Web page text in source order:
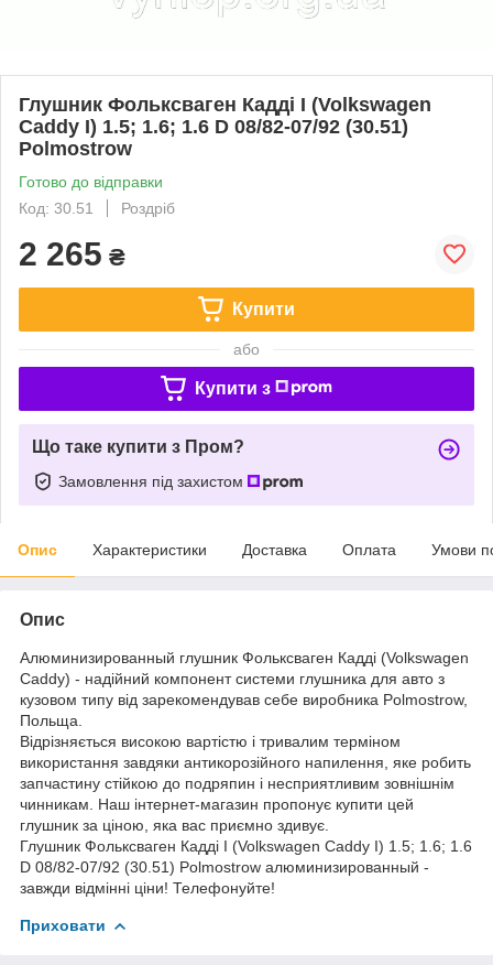
Глушник Фольксваген Кадді I (Volkswagen
Caddy I) 1.5; 1.6; 1.6 D 08/82-07/92 (30.51)
Polmostrow
Готово до відправки
Код: 30.51
Роздріб
2 265 ₴
Купити
або
Купити з
Що таке купити з Пром?
Замовлення під захистом
Опис Характеристики Доставка Оплата Умови
Опис
Алюминизированный глушник Фольксваген Кадді (Volkswagen
Caddy) - надійний компонент системи глушника для авто з
кузовом типу від зарекомендував себе виробника Polmostrow,
Польща.
Відрізняється високою вартістю і тривалим терміном
використання завдяки антикорозійного напилення, яке робить
запчастину стійкою до подряпин і несприятливим зовнішнім
чинникам. Наш інтернет-магазин пропонує купити цей
глушник за ціною, яка вас приємно здивує.
Глушник Фольксваген Кадді I (Volkswagen Caddy I) 1.5; 1.6; 1.6
D 08/82-07/92 (30.51) Polmostrow алюминизированный -
завжди відмінні ціни! Телефонуйте!
Приховати